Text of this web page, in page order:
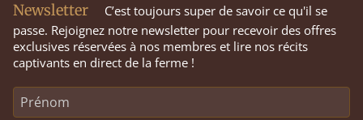
Newsletter
C’est toujours super de savoir ce qu'il se
passe. Rejoignez notre newsletter pour recevoir des offres
exclusives réservées à nos membres et lire nos récits
captivants en direct de la ferme !